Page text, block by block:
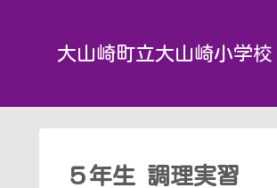
大山崎町立大山崎小学校
５年生 調理実習